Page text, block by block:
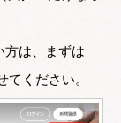
方は、まずは
てください。